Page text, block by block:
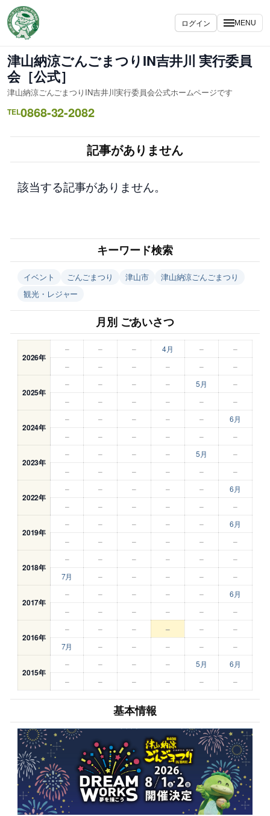
容
を
ス
キ
ッ
プ
ログイン MENU
津山納涼ごんごまつりIN吉井川 実行委員
会［公式］
津山納涼ごんごまつりIN吉井川実行委員会公式ホームページです
TEL0868-32-2082
記事がありません
該当する記事がありません。
キーワード検索
イベント ごんごまつり 津山市
津山納涼ごんごまつり
観光・レジャー
月別 ごあいさつ
2026年
– – – 4月 –
–
–
– – – – –
2025年
– – – – 5月
–
–
– – – – –
2024年
– – – – –
6月
–
– – – – –
2023年
– – – – 5月
–
–
– – – – –
2022年
– – – – –
6月
–
– – – – –
2019年
– – – – –
6月
–
– – – – –
2018年
– – – – –
–
7月
– – – – –
2017年
– – – – –
6月
–
– – – – –
2016年
– – – – –
–
7月
– – – – –
2015年
– – – – 5月
6月
–
– – – – –
基本情報